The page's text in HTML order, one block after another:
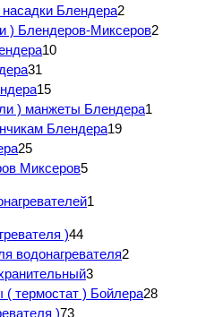
насадки Блендера2
) Блендеров-Миксеров2
10
31
15
) манжеты Блендера1
Блендера19
25
Миксеров5
1
)44
водонагревателя2
3
( термостат ) Бойлера28
)73